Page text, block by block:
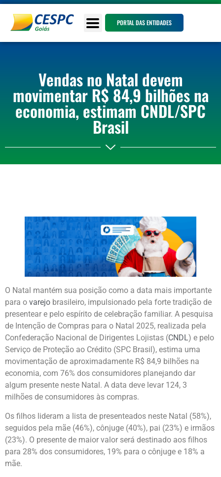
PORTAL DAS ENTIDADES
Vendas no Natal devem
movimentar R$ 84,9 bilhões na
economia, estimam CNDL/SPC
Brasil
O Natal mantém sua posição como a data mais importante
para o varejo brasileiro, impulsionado pela forte tradição de
presentear e pelo espírito de celebração familiar. A pesquisa
de Intenção de Compras para o Natal 2025, realizada pela
Confederação Nacional de Dirigentes Lojistas (CNDL) e pelo
Serviço de Proteção ao Crédito (SPC Brasil), estima uma
movimentação de aproximadamente R$ 84,9 bilhões na
economia, com 76% dos consumidores planejando dar
algum presente neste Natal. A data deve levar 124, 3
milhões de consumidores às compras.
Os filhos lideram a lista de presenteados neste Natal (58%),
seguidos pela mãe (46%), cônjuge (40%), pai (23%) e irmãos
(23%). O presente de maior valor será destinado aos filhos
para 28% dos consumidores, 19% para o cônjuge e 18% a
mãe.